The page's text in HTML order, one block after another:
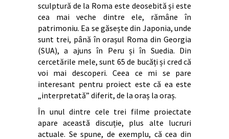
sculptură de la Roma este deosebită și este
cea mai veche dintre ele, rămâne în
patrimoniu. Ea se găsește din Japonia, unde
sunt trei, până în orașul Roma din Georgia
(SUA), a ajuns în Peru și în Suedia. Din
cercetările mele, sunt 65 de bucăți și cred că
voi mai descoperi. Ceea ce mi se pare
interesant pentru proiect este că ea este
„interpretată” diferit, de la oraș la oraș.
În unul dintre cele trei filme proiectate
apare această discuție, plus alte lucruri
actuale. Se spune, de exemplu, că cea din